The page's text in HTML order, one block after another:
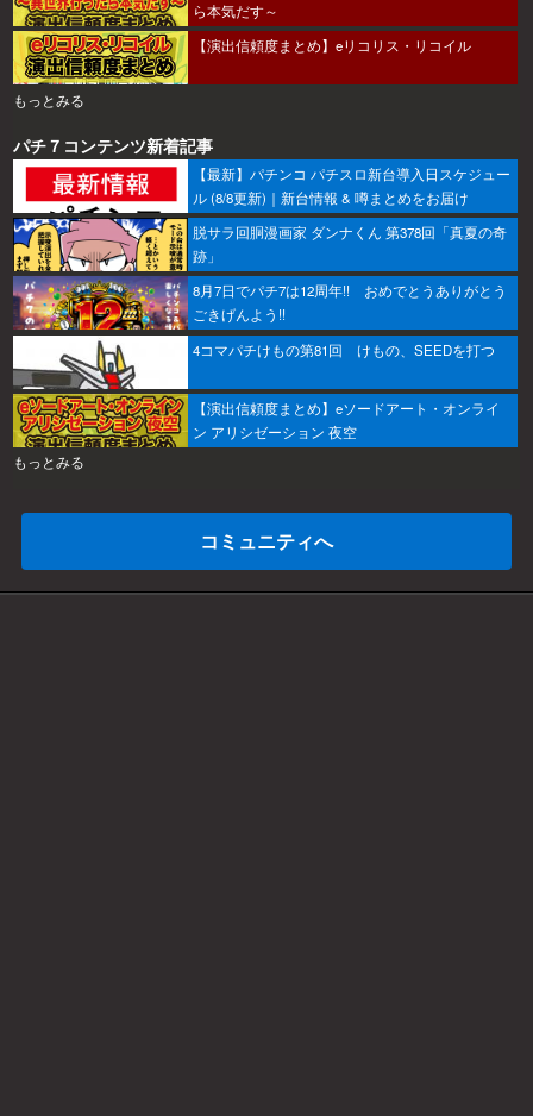
ら本気だす～
【演出信頼度まとめ】eリコリス・リコイル
もっとみる
パチ７コンテンツ新着記事
【最新】パチンコ パチスロ新台導入日スケジュー
ル (8/8更新)｜新台情報 & 噂まとめをお届け
脱サラ回胴漫画家 ダンナくん 第378回「真夏の奇
跡」
8月7日でパチ7は12周年!! おめでとうありがとう
ごきげんよう!!
4コマパチけもの第81回 けもの、SEEDを打つ
【演出信頼度まとめ】eソードアート・オンライ
ン アリシゼーション 夜空
もっとみる
コミュニティへ